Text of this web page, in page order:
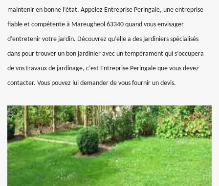
maintenir en bonne l’état. Appelez Entreprise Peringale, une entreprise
fiable et compétente à Mareugheol 63340 quand vous envisager
d’entretenir votre jardin. Découvrez qu’elle a des jardiniers spécialisés
dans pour trouver un bon jardinier avec un tempérament qui s’occupera
de vos travaux de jardinage, c’est Entreprise Peringale que vous devez
contacter. Vous pouvez lui demander de vous fournir un devis.